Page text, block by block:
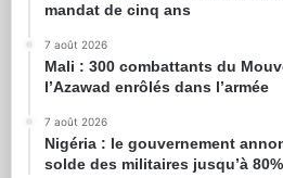
mandat de cinq ans
7 août 2026
Mali : 300 combattants du
l’Azawad enrôlés dans l’armée
7 août 2026
Nigéria : le gouvernement
solde des militaires jusqu’à 80%